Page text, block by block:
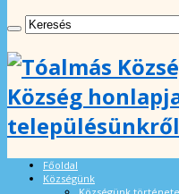
Község
településünkről
Főoldal
Községünk